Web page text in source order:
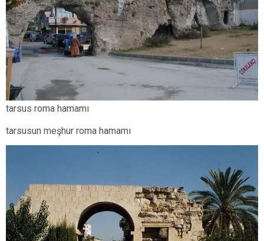
tarsus roma hamamı
tarsusun meşhur roma hamamı